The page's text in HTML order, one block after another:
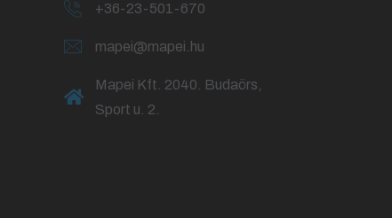
+36-23-501-670
mapei@mapei.hu
Mapei Kft. 2040. Budaörs,
Sport u. 2.